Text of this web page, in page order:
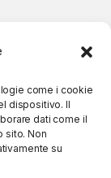
come i cookie
dispositivo. Il
dati come il
sito. Non
su